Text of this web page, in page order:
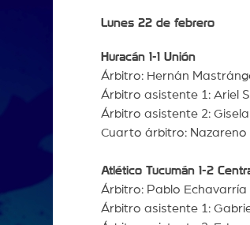
Lunes 22 de febrero
Huracán 1-1 Unión
Árbitro: Hernán
Árbitro asistente 1: Ariel
Árbitro asistente 2:
Cuarto árbitro: Nazareno
Atlético Tucumán 1-2
Árbitro: Pablo Echavarría
Árbitro asistente 1: